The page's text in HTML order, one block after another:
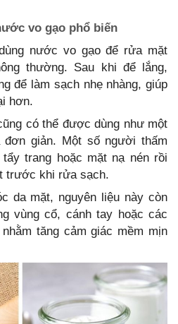
vo gạo phổ biến
nước vo gạo để rửa mặt
thường. Sau khi để lắng,
để làm sạch nhẹ nhàng, giúp
hơn.
có thể được dùng như một
giản. Một số người thấm
trang hoặc mặt nạ nén rồi
trước khi rửa sạch.
da mặt, nguyên liệu này còn
vùng cổ, cánh tay hoặc các
tăng cảm giác mềm mịn